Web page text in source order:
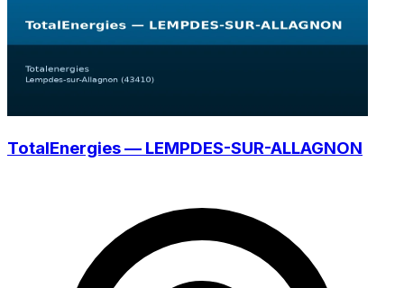
TotalEnergies — LEMPDES-SUR-ALLAGNON